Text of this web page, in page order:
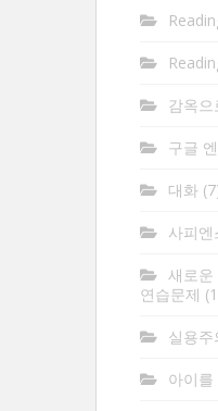
감옥으
구글
대화
사피엔
새로운
연습문제
실용주
아이